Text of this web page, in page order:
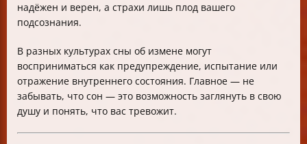
надёжен и верен, а страхи лишь плод вашего
подсознания.
В разных культурах сны об измене могут
восприниматься как предупреждение, испытание или
отражение внутреннего состояния. Главное — не
забывать, что сон — это возможность заглянуть в свою
душу и понять, что вас тревожит.